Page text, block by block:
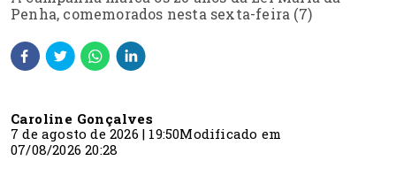
Penha, comemorados nesta sexta-feira (7)
Caroline Gonçalves
7 de agosto de 2026 | 19:50Modificado em
07/08/2026 20:28